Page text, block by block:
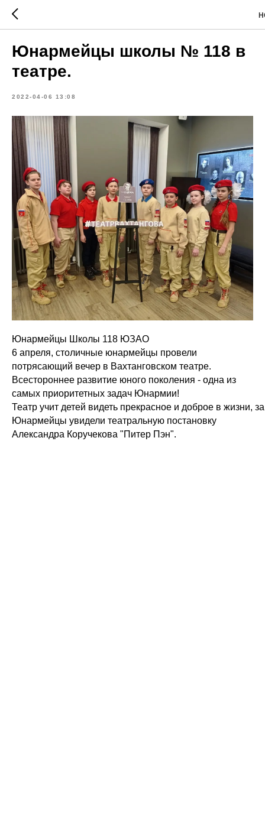
Юнармейцы школы № 118 в
театре.
2022-04-06 13:08
Юнармейцы Школы 118 ЮЗАО
6 апреля, столичные юнармейцы провели
потрясающий вечер в Вахтанговском театре.
Всестороннее развитие юного поколения - одна из
самых приоритетных задач Юнармии!
Театр учит детей видеть прекрасное и доброе в жизни,
Юнармейцы увидели театральную постановку
Александра Коручекова "Питер Пэн".